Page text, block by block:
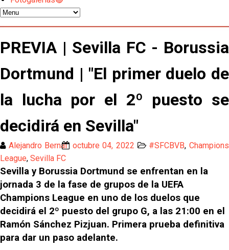
El Sevilla pone sus ojos en Ellyes Skhiri
El Sevilla FC pregunta al Atlético de Madrid por la
situación de Iker Luque
Nico Guillén:"Es importante que el equipo sea una
familia y se refleje en el campo"
El Sevilla oficializa el traspaso de Sow
Miguel Sierra: La temporada pasada se vio
reflejado que podemos tirar para delante y
trabajamos con ilusión
Diomande ya es madridista mientras Rodri agita el
mercado
OFICIAL | Juanlu se marcha al Bournemouth
PREVIA | Sevilla FC - Borussia
Dortmund | "El primer duelo de
la lucha por el 2º puesto se
decidirá en Sevilla"
Alejandro Bernal octubre 04, 2022 #SFCBVB,Champions
League, Sevilla FC
Sevilla y Borussia Dortmund se enfrentan en la
jornada 3 de la fase de grupos de la UEFA
Champions League en uno de los duelos que
decidirá el 2º puesto del grupo G, a las 21:00 en el
Ramón Sánchez Pizjuan. Primera prueba definitiva
para dar un paso adelante.